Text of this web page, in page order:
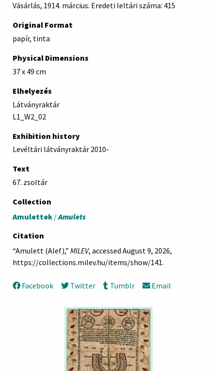
Vásárlás, 1914. március. Eredeti leltári száma: 415
Original Format
papír, tinta
Physical Dimensions
37 x 49 cm
Elhelyezés
Látványraktár
L1_W2_02
Exhibition history
Levéltári látványraktár 2010-
Text
67. zsoltár
Collection
Amulettek /Amulets
Citation
“Amulett (Alef),” MILEV, accessed August 9, 2026,
https://collections.milev.hu/items/show/141.
Facebook Twitter Tumblr Email